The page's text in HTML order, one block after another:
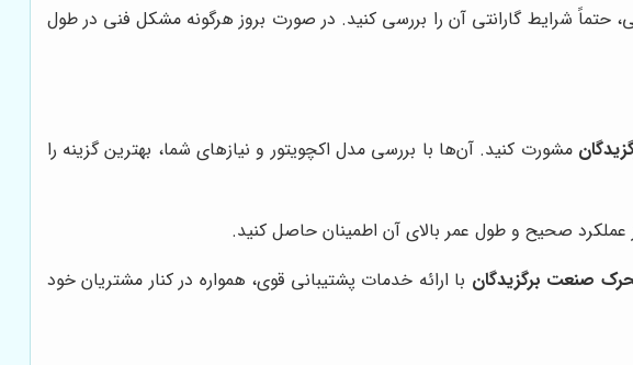
حتماً شرایط گارانتی آن را بررسی کنید. در صورت بروز هرگونه مشکل فنی در طول
مشورت کنید. آن‌ها با بررسی مدل اکچویتور و نیازهای شما، بهترین گزینه را
عملکرد صحیح و طول عمر بالای آن اطمینان حاصل کنید.
صنعت برگزیدگان با ارائه خدمات پشتیبانی قوی، همواره در کنار مشتریان خود